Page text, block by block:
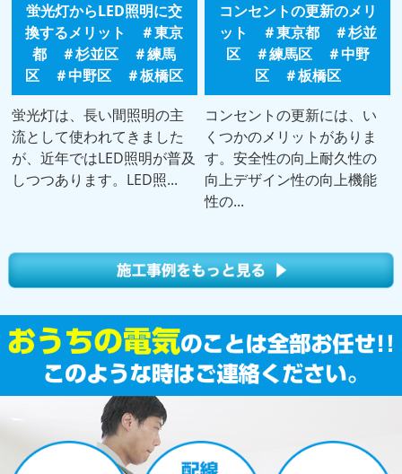
蛍光灯からLED照明に交
換するメリット ＃東京
都 ＃杉並区 ＃練馬
区 ＃中野区 ＃板橋区
蛍光灯は、長い間照明の主
流として使われてきました
が、近年ではLED照明が普及
しつつあります。LED照...
コンセントの更新のメリ
ット ＃東京都 ＃杉並
区 ＃練馬区 ＃中野
区 ＃板橋区
コンセントの更新には、い
くつかのメリットがありま
す。安全性の向上耐久性の
向上デザイン性の向上機能
性の...